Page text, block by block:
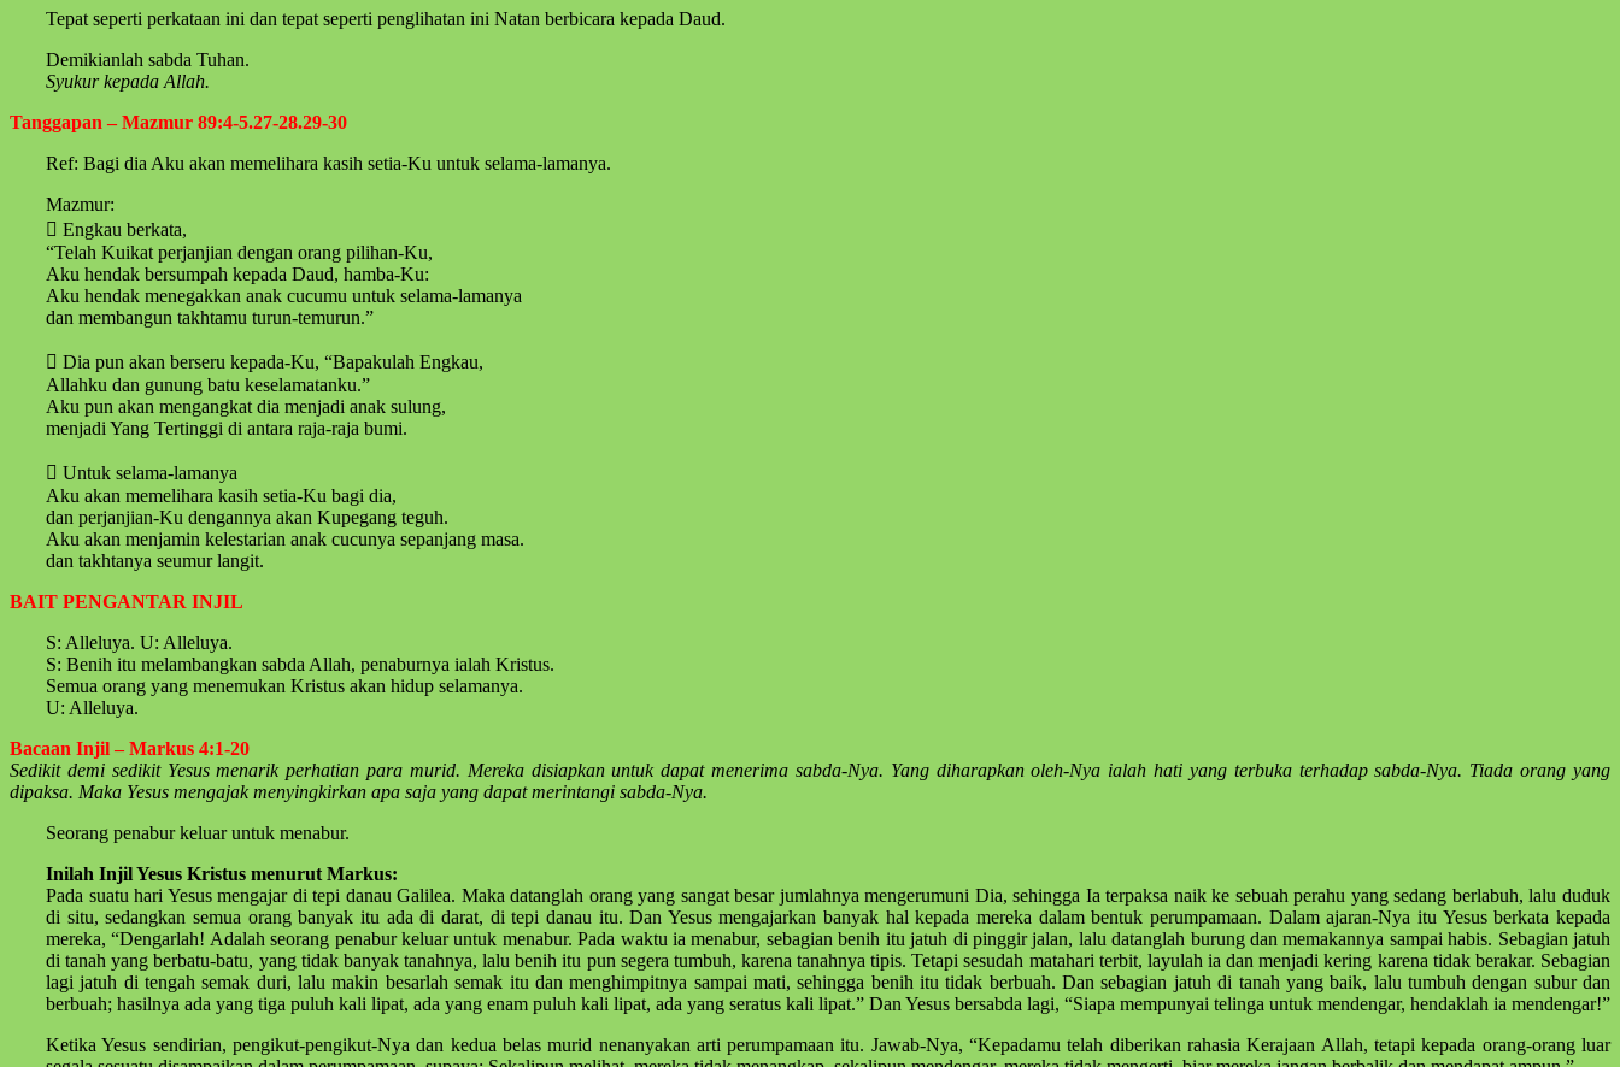
Tepat seperti perkataan ini dan tepat seperti penglihatan ini Natan berbicara kepada Daud.
Demikianlah sabda Tuhan.
Syukur kepada Allah.
Tanggapan – Mazmur 89:4-5.27-28.29-30
Ref: Bagi dia Aku akan memelihara kasih setia-Ku untuk selama-lamanya.
Mazmur:
 Engkau berkata,
“Telah Kuikat perjanjian dengan orang pilihan-Ku,
Aku hendak bersumpah kepada Daud, hamba-Ku:
Aku hendak menegakkan anak cucumu untuk selama-lamanya
dan membangun takhtamu turun-temurun.”
 Dia pun akan berseru kepada-Ku, “Bapakulah Engkau,
Allahku dan gunung batu keselamatanku.”
Aku pun akan mengangkat dia menjadi anak sulung,
menjadi Yang Tertinggi di antara raja-raja bumi.
 Untuk selama-lamanya
Aku akan memelihara kasih setia-Ku bagi dia,
dan perjanjian-Ku dengannya akan Kupegang teguh.
Aku akan menjamin kelestarian anak cucunya sepanjang masa.
dan takhtanya seumur langit.
BAIT PENGANTAR INJIL
S: Alleluya. U: Alleluya.
S: Benih itu melambangkan sabda Allah, penaburnya ialah Kristus.
Semua orang yang menemukan Kristus akan hidup selamanya.
U: Alleluya.
Bacaan Injil – Markus 4:1-20
Sedikit demi sedikit Yesus menarik perhatian para murid. Mereka disiapkan untuk dapat menerima sabda-Nya. Yang diharapkan oleh-Nya ialah hati yang terbuka terhadap sabda-Nya. Tiada orang yang
dipaksa. Maka Yesus mengajak menyingkirkan apa saja yang dapat merintangi sabda-Nya.
Seorang penabur keluar untuk menabur.
Inilah Injil Yesus Kristus menurut Markus:
Pada suatu hari Yesus mengajar di tepi danau Galilea. Maka datanglah orang yang sangat besar jumlahnya mengerumuni Dia, sehingga Ia terpaksa naik ke sebuah perahu yang sedang berlabuh, lalu duduk
di situ, sedangkan semua orang banyak itu ada di darat, di tepi danau itu. Dan Yesus mengajarkan banyak hal kepada mereka dalam bentuk perumpamaan. Dalam ajaran-Nya itu Yesus berkata kepada
mereka, “Dengarlah! Adalah seorang penabur keluar untuk menabur. Pada waktu ia menabur, sebagian benih itu jatuh di pinggir jalan, lalu datanglah burung dan memakannya sampai habis. Sebagian jatuh
di tanah yang berbatu-batu, yang tidak banyak tanahnya, lalu benih itu pun segera tumbuh, karena tanahnya tipis. Tetapi sesudah matahari terbit, layulah ia dan menjadi kering karena tidak berakar. Sebagian
lagi jatuh di tengah semak duri, lalu makin besarlah semak itu dan menghimpitnya sampai mati, sehingga benih itu tidak berbuah. Dan sebagian jatuh di tanah yang baik, lalu tumbuh dengan subur dan
berbuah; hasilnya ada yang tiga puluh kali lipat, ada yang enam puluh kali lipat, ada yang seratus kali lipat.” Dan Yesus bersabda lagi, “Siapa mempunyai telinga untuk mendengar, hendaklah ia mendengar!”
Ketika Yesus sendirian, pengikut-pengikut-Nya dan kedua belas murid nenanyakan arti perumpamaan itu. Jawab-Nya, “Kepadamu telah diberikan rahasia Kerajaan Allah, tetapi kepada orang-orang luar